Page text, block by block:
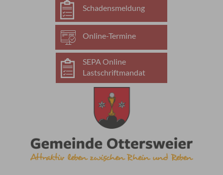
Schadensmeldung
Online-Termine
SEPA Online
Lastschriftmandat